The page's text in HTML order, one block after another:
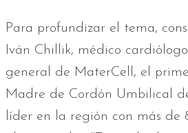
Para profundizar el tema,
Iván Chillik, médico
general de MaterCell, el
Madre de Cordón Umbilical
líder en la región con más de